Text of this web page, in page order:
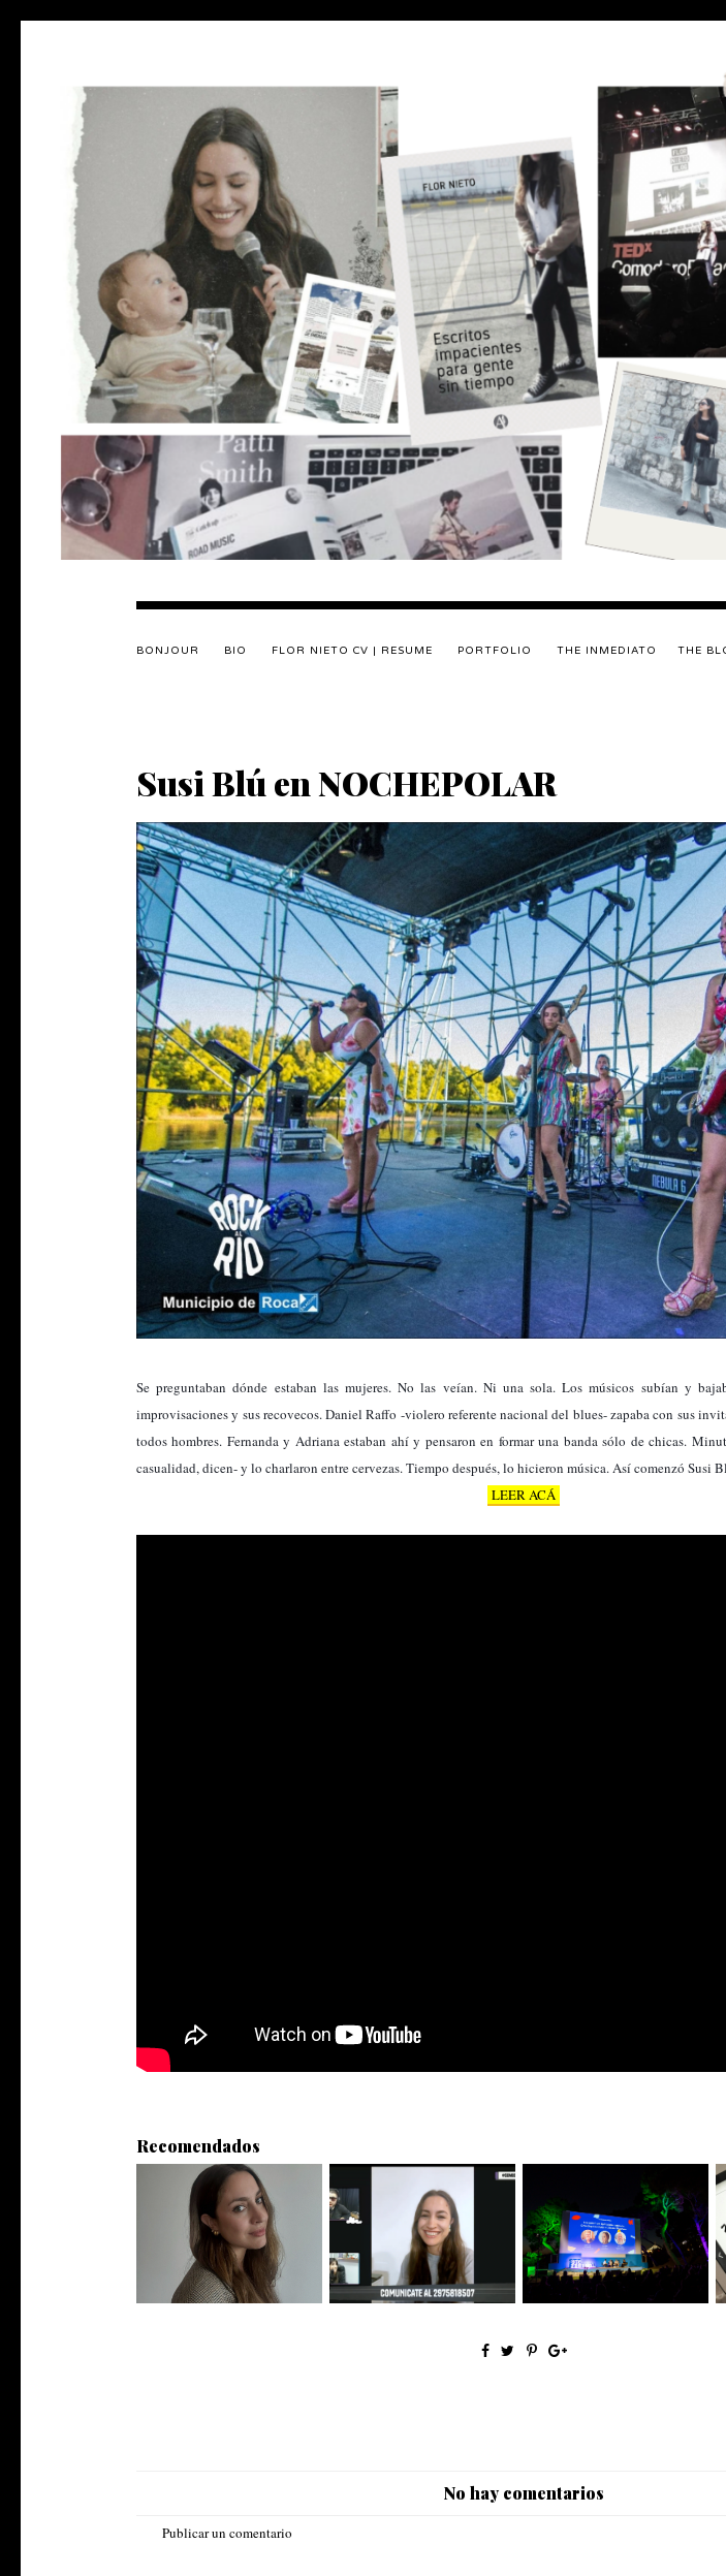
BONJOUR BIO FLOR NIETO CV | RESUME PORTFOLIO THE INMEDIATO THE
Susi Blú en NOCHEPOLAR
Se preguntaban dónde estaban las mujeres. No las veían. Ni una sola. Los músicos subían y
improvisaciones y sus recovecos. Daniel Raffo -violero referente nacional del blues- zapaba con sus
todos hombres. Fernanda y Adriana estaban ahí y pensaron en formar una banda sólo de chicas.
casualidad, dicen- y lo charlaron entre cervezas. Tiempo después, lo hicieron música. Así comenzó Susi
LEER ACÁ
Recomendados
A little Autobombo En Somos Voces | Seta TV Split Tech City 2024
No hay comentarios
Publicar un comentario